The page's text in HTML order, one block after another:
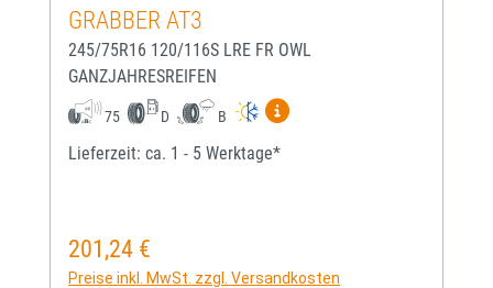
GRABBER AT3
245/75R16 120/116S LRE FR OWL
GANZJAHRESREIFEN
75 D B
Mehr Informationen zum
Lieferzeit: ca. 1 - 5 Werktage*
Regulärer Preis:
201,24 €
Preise inkl. MwSt. zzgl. Versandkosten